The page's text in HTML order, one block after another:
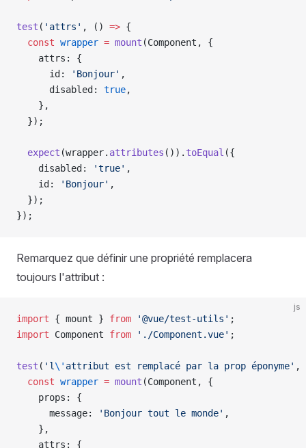
test ( 'attrs' , () => {
  const
wrapper = mount (Component , {
    attrs
: {
      id
: 'Bonjour' ,
      disabled
: true,
    },
  });
  expect
(wrapper. attributes ()). toEqual ({
    disabled
: 'true' ,
    id
: 'Bonjour' ,
  });
});
Remarquez que définir une propriété remplacera
toujours l'attribut :
js
import { mount } from '@vue/test-utils' ;
import Component from './Component.vue' ;
test ( 'l\' attribut est remplacé par la prop éponyme' ,
  const
wrapper = mount (Component , {
    props
: {
      message
: 'Bonjour tout le monde' ,
    },
    attrs
: {